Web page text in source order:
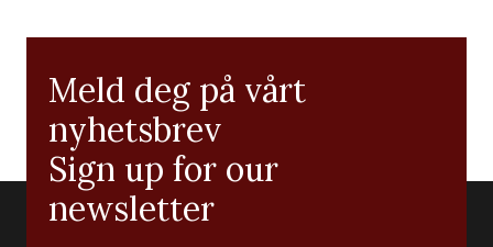
Meld deg på vårt
nyhetsbrev
Sign up for our
newsletter